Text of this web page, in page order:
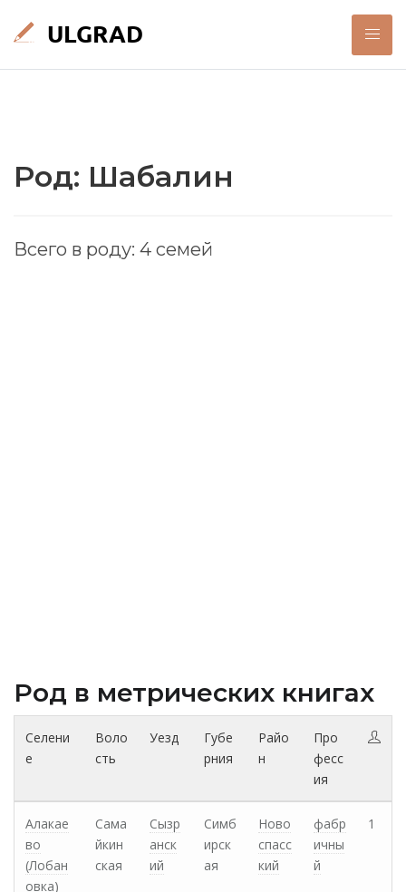
Род: Шабалин
Всего в роду: 4 семей
Род в метрических книгах
Селени
е
Воло
сть
Уезд
Губе
рния
Райо
н
Про
фесс
ия
Алакае
во
(Лобан
овка)
Сама
йкин
ская
Сызр
анск
ий
Симб
ирск
ая
Ново
спасс
кий
фабр
ичны
й
1